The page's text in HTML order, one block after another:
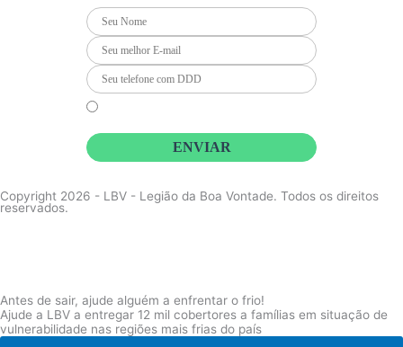
ENVIAR
Copyright 2026 - LBV - Legião da Boa Vontade. Todos os direitos
reservados.
Antes de sair, ajude alguém a enfrentar o frio!
Ajude a LBV a entregar 12 mil cobertores a famílias em situação de
vulnerabilidade nas regiões mais frias do país